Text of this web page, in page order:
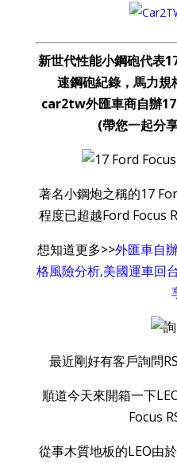
新世代性能小鋼砲代表
速鋼砲紀錄，馬力規
car2tw外匯車商自辦
(帶您一起分
著名小鋼炮之稱的17
程度已超越Ford Focus
想知道更多>>外匯車自
格風險分析,美國運車回台‏費用及關稅計算等知識分
最近剛好有客戶詢問
順道今天來開箱一下
Focus
從事木質地板的LEO由